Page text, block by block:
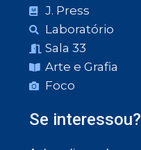
J. Press
Laboratório
Sala 33
Arte e Grafia
Foco
Se interessou?